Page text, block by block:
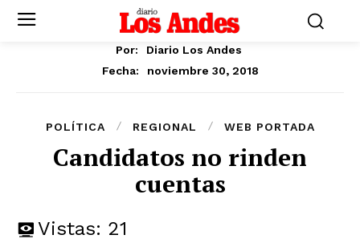
Por:
Diario Los Andes
Fecha:
noviembre 30, 2018
POLÍTICA REGIONAL WEB PORTADA
Candidatos no rinden
cuentas
Vistas: 21